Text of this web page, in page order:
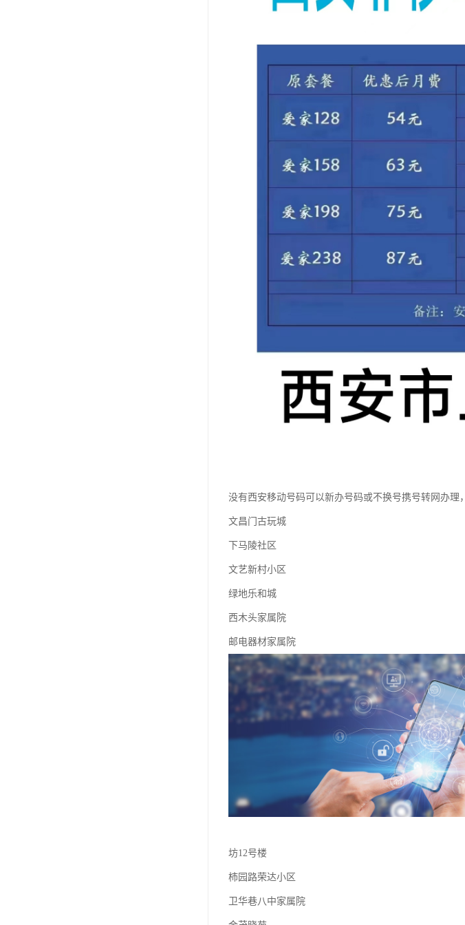
没有西安移动号码可以新办号码或不换号携号转网办理，
文昌门古玩城
下马陵社区
文艺新村小区
绿地乐和城
西木头家属院
邮电器材家属院
坊12号楼
柿园路荣达小区
卫华巷八中家属院